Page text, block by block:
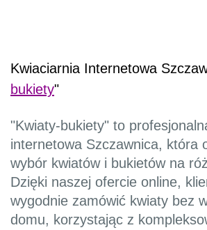
Kwiaciarnia Internetowa
bukiety"
"Kwiaty-bukiety" to
internetowa Szczawnica, która
wybór kwiatów i bukietów na
Dzięki naszej ofercie online,
wygodnie zamówić kwiaty bez
domu, korzystając z